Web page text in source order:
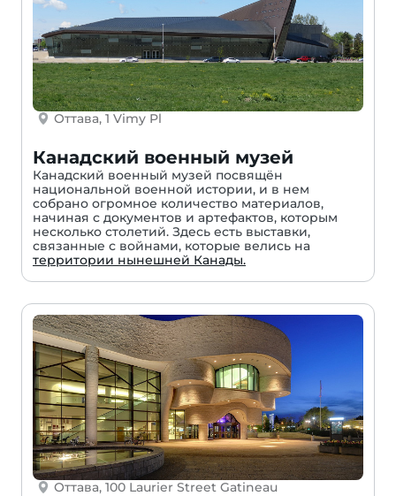
Оттава, 1 Vimy Pl
Канадский военный музей
Канадский военный музей посвящён
национальной военной истории, и в нем
собрано огромное количество материалов,
начиная с документов и артефактов, которым
несколько столетий. Здесь есть выставки,
связанные с войнами, которые велись на
территории нынешней Канады.
Оттава, 100 Laurier Street Gatineau